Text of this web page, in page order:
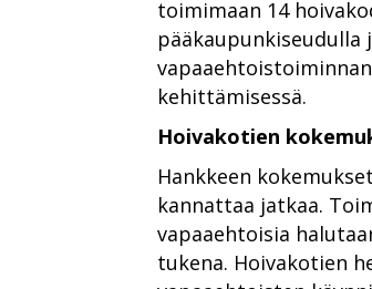
toimimaan 14
pääkaupunkiseudulla
kehittämisessä.
Hoivakotien
Hankkeen
kannattaa jatkaa.
vapaaehtoisia
tukena. Hoivakotien